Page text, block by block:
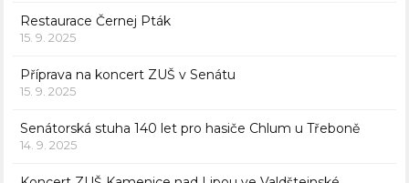
Restaurace Černej Pták
15. 9. 2025
Příprava na koncert ZUŠ v Senátu
15. 9. 2025
Senátorská stuha 140 let pro hasiče Chlum u Třeboně
14. 9. 2025